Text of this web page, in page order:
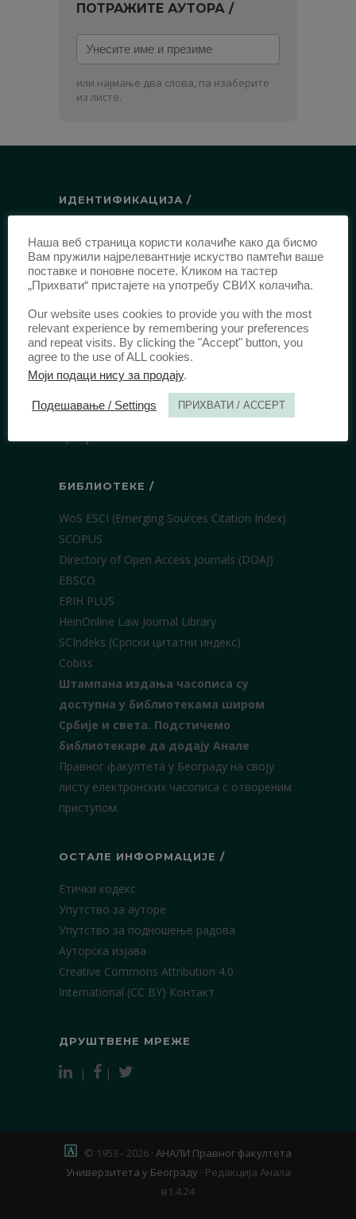
ПОТРАЖИТЕ АУТОРА /
Унесите
име
и
презиме
или најмање два слова, па изаберите
из листе.
ИДЕНТИФИКАЦИЈА /
еISSN:2406-2693(Онлајн издање)
DOI:10.51204/Anali_PFBU_1906
ИЗДАВАЧ /
Правни факултет Универзитета у
Београду
Булевар краља Александра 67
11000 Београд
БИБЛИОТЕКЕ /
WoS ESCI (Emerging Sources Citation Index)
SCOPUS
Directory of Open Access Journals (DOAJ)
EBSCO
ERIH PLUS
HeinOnline Law Journal Library
SCIndeks (Српски цитатни индекс)
Cobiss
Штампана издања часописа су
доступна у библиотекама широм
Србије и света. Подстичемо
библиотекаре да додају Анале
Правног факултета у Београду на своју
листу електронских часописа с отвореним
приступом.
ОСТАЛЕ ИНФОРМАЦИЈЕ /
Етички кодекс
Упутство за ауторе
Упутство за подношење радова
Ауторска изјава
Creative Commons Attribution 4.0
International (CC BY) Контакт
ДРУШТВЕНЕ МРЕЖЕ
| |
© 1953 - 2026 · АНАЛИ Правног факултета
Универзитета у Београду · Редакција Анала
в1.4.24
Наша веб страница користи колачиће како да бисмо
Вам пружили најрелевантније искуство памтећи ваше
поставке и поновне посете. Кликом на тастер
„Прихвати“ пристајете на употребу СВИХ колачића.
Our website uses cookies to provide you with the most
relevant experience by remembering your preferences
and repeat visits. By clicking the "Accept" button, you
agree to the use of ALL cookies.
Моји подаци нису за продају.
Подешавање / Settings ПРИХВАТИ / ACCEPT